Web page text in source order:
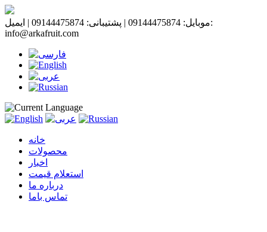
موبایل: 09144475874 | پشتیبانی: 09144475874 | ایمیل:
info@arkafruit.com
خانه
محصولات
اخبار
استعلام قیمت
درباره ما
تماس باما